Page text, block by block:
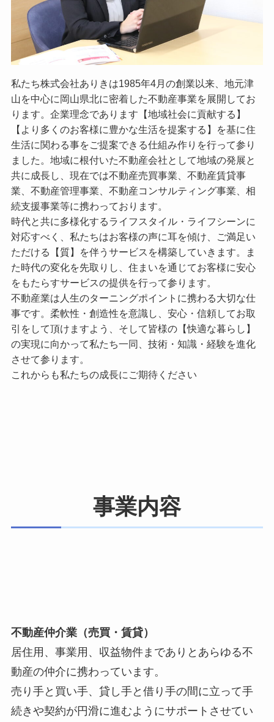
私たち株式会社ありきは1985年4月の創業以来、地元津
山を中心に岡山県北に密着した不動産事業を展開してお
ります。企業理念であります【地域社会に貢献する】
【より多くのお客様に豊かな生活を提案する】を基に住
生活に関わる事をご提案できる仕組み作りを行って参り
ました。地域に根付いた不動産会社として地域の発展と
共に成長し、現在では不動産売買事業、不動産賃貸事
業、不動産管理事業、不動産コンサルティング事業、相
続支援事業等に携わっております。
時代と共に多様化するライフスタイル・ライフシーンに
対応すべく、私たちはお客様の声に耳を傾け、ご満足い
ただける【質】を伴うサービスを構築していきます。ま
た時代の変化を先取りし、住まいを通じてお客様に安心
をもたらすサービスの提供を行って参ります。
不動産業は人生のターニングポイントに携わる大切な仕
事です。柔軟性・創造性を意識し、安心・信頼してお取
引をして頂けますよう、そして皆様の【快適な暮らし】
の実現に向かって私たち一同、技術・知識・経験を進化
させて参ります。
これからも私たちの成長にご期待ください
事業内容
不動産仲介業（売買・賃貸）
居住用、事業用、収益物件までありとあらゆる不
動産の仲介に携わっています。
売り手と買い手、貸し手と借り手の間に立って手
続きや契約が円滑に進むようにサポートさせてい